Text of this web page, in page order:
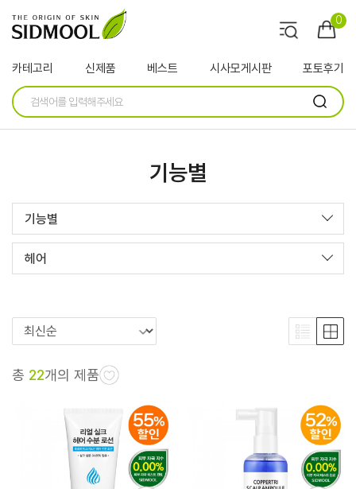
0
카테고리 신제품 베스트 시사모게시판 포토후기
기능별
기능별
헤어
총 22개의 제품